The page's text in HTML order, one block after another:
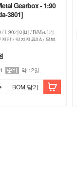
Gearbox - 1:90
3801]
1:90기어비 / BiMetal기
전압 / 정지전류0A / 무부
1 약 12일
BOM 담기